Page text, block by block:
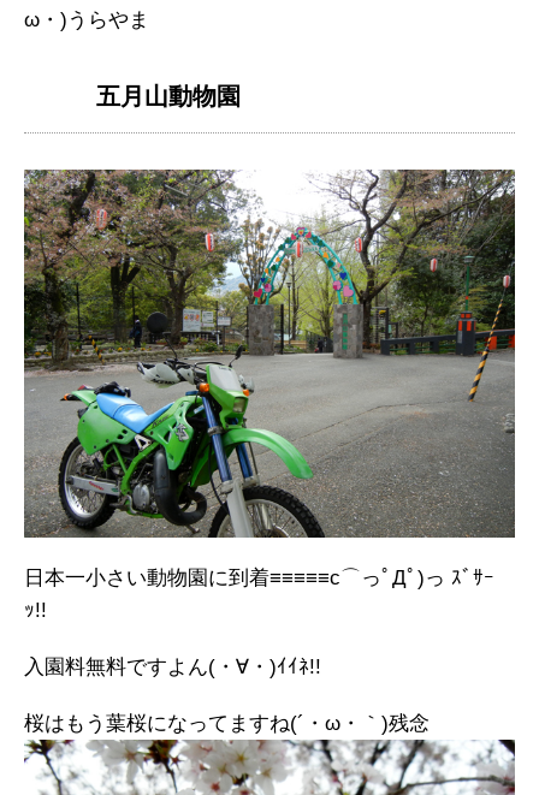
ω・)うらやま
五月山動物園
日本一小さい動物園に到着≡≡≡≡≡c⌒っﾟДﾟ)っ ｽﾞｻｰ
ｯ!!
入園料無料ですよん(・∀・)ｲｲﾈ!!
桜はもう葉桜になってますね(´・ω・｀)残念